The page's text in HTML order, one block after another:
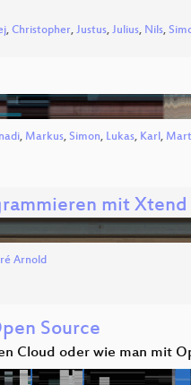
, Christopher, Justus, Julius, Nils,
, Markus, Simon, Lukas, Karl,
mit Xtend
Arnold
Source
Cloud oder wie man mit